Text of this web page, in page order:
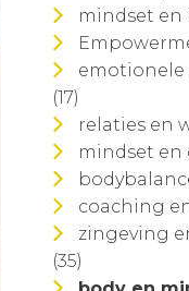
mindset en
(17)
relaties en
mindset en
coaching
zingeving
(35)